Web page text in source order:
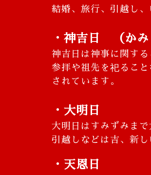
結婚、旅行、引越し、
・神吉日 （かみ
神吉日は神事に関す
参拝や祖先を祀るこ
されています。
・大明日
大明日はすみずみまで
引越しなどは吉、新し
・天恩日